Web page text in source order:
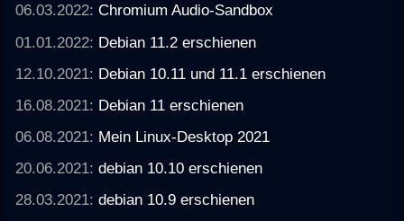
06.03.2022:Chromium Audio-Sandbox
01.01.2022: Debian 11.2 erschienen
12.10.2021: Debian 10.11 und 11.1 erschienen
16.08.2021: Debian 11 erschienen
06.08.2021: Mein Linux-Desktop 2021
20.06.2021:debian 10.10 erschienen
28.03.2021:debian 10.9 erschienen